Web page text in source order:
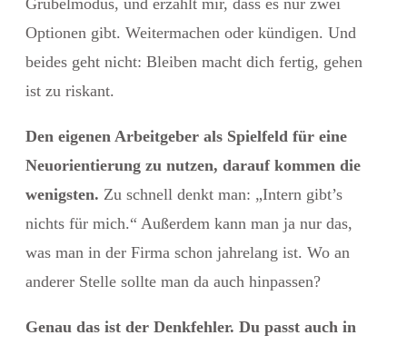
Optionen gibt. Weitermachen oder kündigen. Und
beides geht nicht: Bleiben macht dich fertig, gehen
ist zu riskant.
Den eigenen Arbeitgeber als Spielfeld für eine
Neuorientierung zu nutzen, darauf kommen die
wenigsten. Zu schnell denkt man: „Intern gibt’s
nichts für mich.“ Außerdem kann man ja nur das,
was man in der Firma schon jahrelang ist. Wo an
anderer Stelle sollte man da auch hinpassen?
Genau das ist der Denkfehler. Du passt auch in